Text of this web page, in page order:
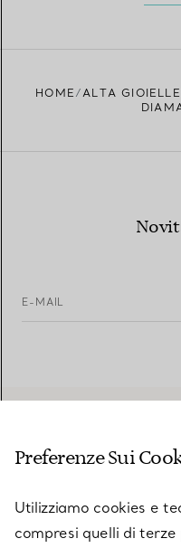
HOME ALTA
E-MAIL
Preferenze Sui
Utilizziamo cookies e
compresi quelli di